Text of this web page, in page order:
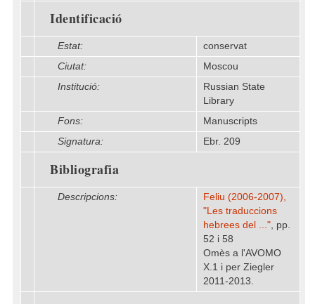
Identificació
Estat:
conservat
Ciutat:
Moscou
Institució:
Russian State
Library
Fons:
Manuscripts
Signatura:
Ebr. 209
Bibliografia
Descripcions:
Feliu (2006-2007),
"Les traduccions
hebrees del ...", pp.
52 i 58
Omès a l'AVOMO
X.1 i per Ziegler
2011-2013.